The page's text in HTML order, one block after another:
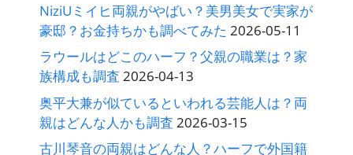
NiziUミイヒ両親がやばい？美男美女で実家が
豪邸？お金持ちかも調べてみた 2026-05-11
ラウールはどこのハーフ？父親の職業は？家
族構成も調査 2026-04-13
奥平大兼が似ているといわれる芸能人は？両
親はどんな人かも調査 2026-03-15
古川琴音の両親はどんな人？ハーフで外国籍